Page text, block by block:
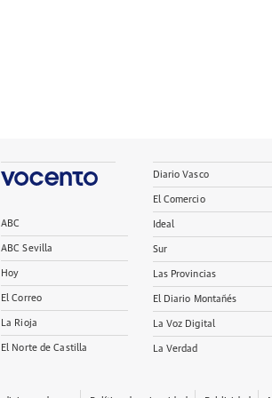
ABC
ABC Sevilla
Hoy
El Correo
La Rioja
El Norte de Castilla
Diario Vasco
El Comercio
Ideal
Sur
Las Provincias
El Diario Montañés
La Voz Digital
La Verdad